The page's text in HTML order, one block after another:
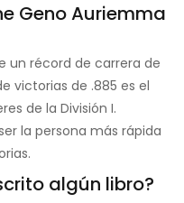
Geno Auriemma
un récord de carrera de
victorias de .885 es el
de la División I.
la persona más rápida
algún libro?